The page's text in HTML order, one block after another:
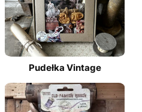
Pudełka Vintage